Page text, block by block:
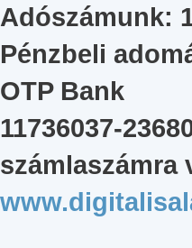
Adószámunk:
Pénzbeli
OTP Bank
11736037-
számlaszámra